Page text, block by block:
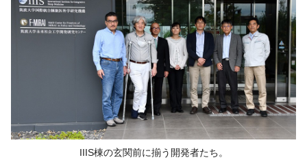
IIIS棟の玄関前に揃う開発者たち。